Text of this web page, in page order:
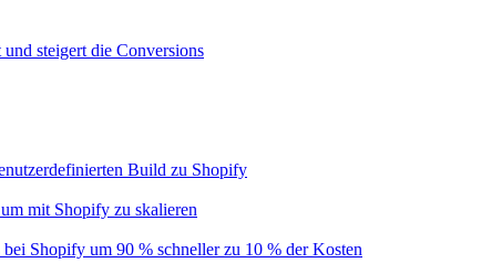
steigert die Conversions
Build zu Shopify
mit Shopify zu skalieren
Shopify um 90 % schneller zu 10 % der Kosten